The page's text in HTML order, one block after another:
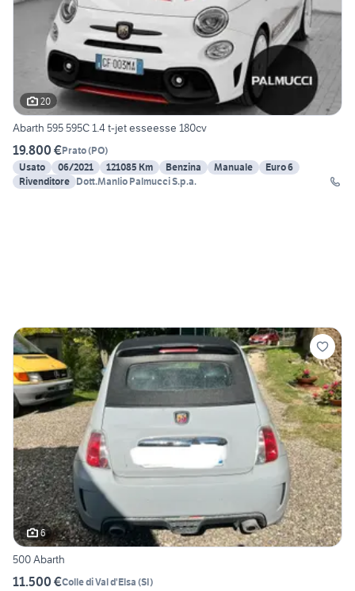
20
Abarth 595 595C 1.4 t-jet esseesse 180cv
19.800 €Prato(PO)
Usato
06/2021 121085 Km Benzina Manuale
Euro 6
Rivenditore Dott.Manlio Palmucci S.p.a.
6
500 Abarth
11.500 €Colle di Val d'Elsa (SI)